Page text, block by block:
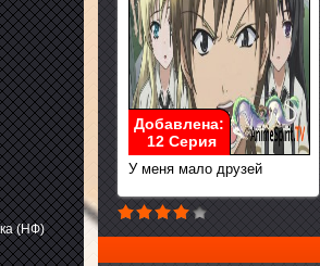
(НФ)
У меня мало друзей
Добавлена:
12 Серия